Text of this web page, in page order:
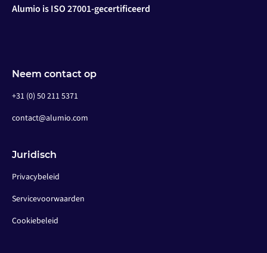
Alumio is ISO 27001-gecertificeerd
Neem contact op
+31 (0) 50 211 5371
contact@alumio.com
Juridisch
Privacybeleid
Servicevoorwaarden
Cookiebeleid